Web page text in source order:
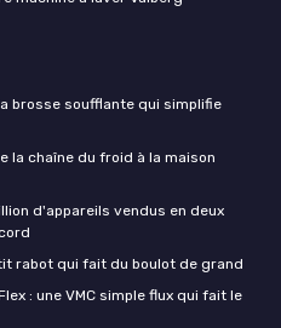
brosse soufflante qui simplifie
la chaîne du froid à la maison
d'appareils vendus en deux
rabot qui fait du boulot de grand
: une VMC simple flux qui fait le